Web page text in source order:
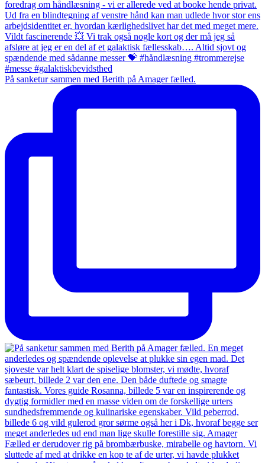
På sanketur sammen med Berith på Amager fælled.